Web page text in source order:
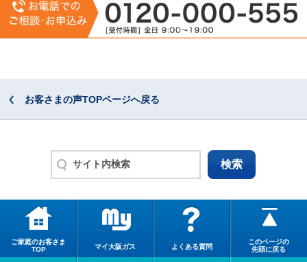
お客さまの声TOPページへ戻る
ご家庭のお客さま
TOP
マイ大阪ガス よくある質問
このページの
先頭に戻る